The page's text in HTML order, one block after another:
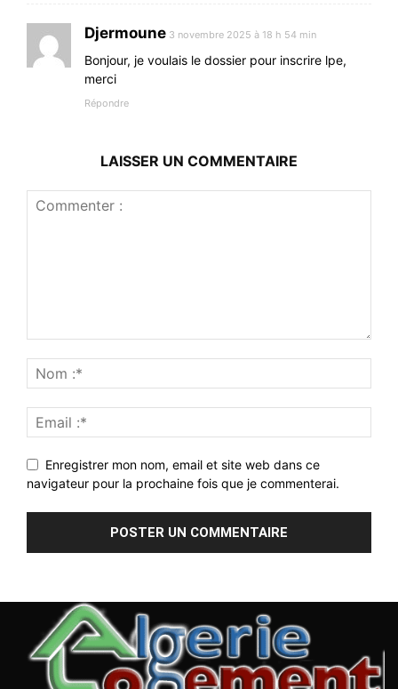
Djermoune 3 novembre 2025 à 18 h 54 min
Bonjour, je voulais le dossier pour inscrire lpe,
merci
Répondre
LAISSER UN COMMENTAIRE
Enregistrer mon nom, email et site web dans ce
navigateur pour la prochaine fois que je commenterai.